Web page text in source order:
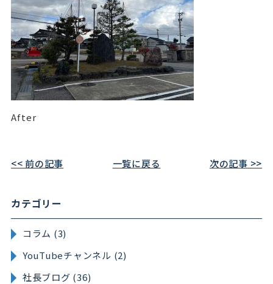
After
カテゴリー
コラム (3)
YouTubeチャンネル (2)
社長ブログ (36)
<< 前の記事 一覧に戻る 次の記事 >>